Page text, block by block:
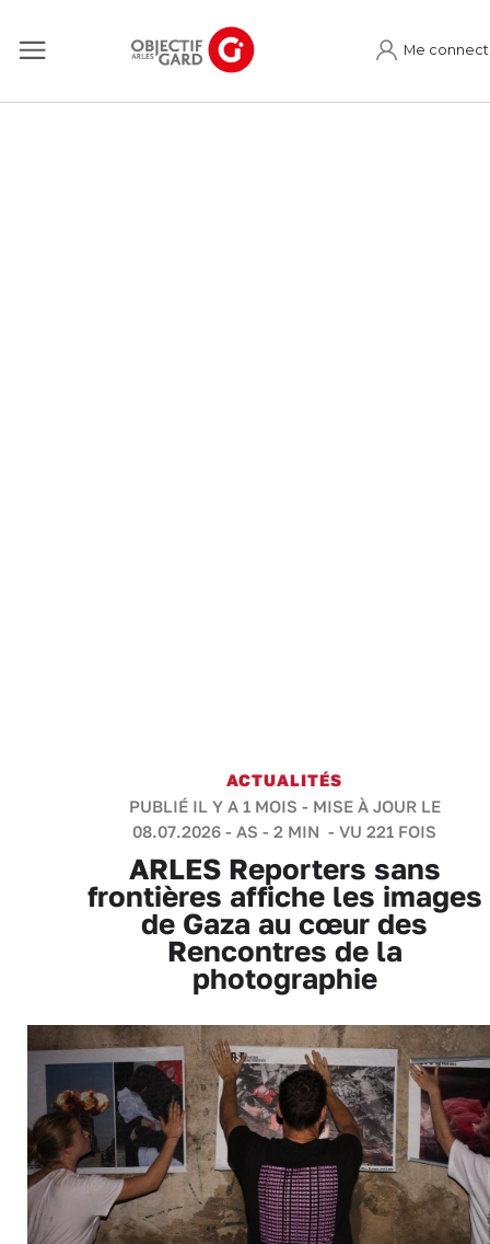
Me
ACTUALITÉS
PUBLIÉ IL Y A 1 MOIS - MISE À JOUR LE
08.07.2026 - AS - 2 MIN - VU 221 FOIS
ARLES Reporters sans
frontières affiche les images
de Gaza au cœur des
Rencontres de la
photographie